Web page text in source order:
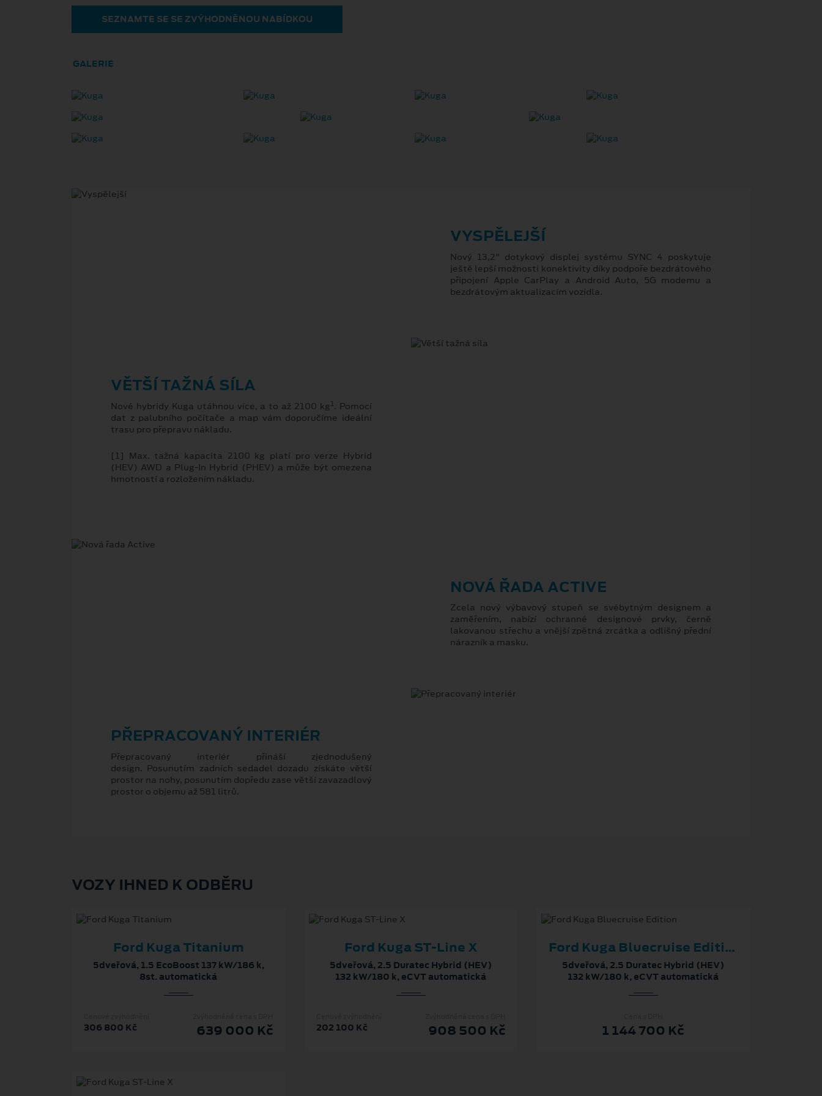
SEZNAMTE SE SE ZVÝHODNĚNOU NABÍDKOU
GALERIE
VYSPĚLEJŠÍ
Nový 13,2" dotykový displej systému SYNC 4 poskytuje
ještě lepší možnosti konektivity díky podpoře bezdrátového
připojení Apple CarPlay a Android Auto, 5G modemu a
bezdrátovým aktualizacím vozidla.
VĚTŠÍ TAŽNÁ SÍLA
Nové hybridy Kuga utáhnou více, a to až 2100 kg1. Pomocí
dat z palubního počítače a map vám doporučíme ideální
trasu pro přepravu nákladu.
[1] Max. tažná kapacita 2100 kg platí pro verze Hybrid
(HEV) AWD a Plug-In Hybrid (PHEV) a může být omezena
hmotností a rozložením nákladu.
NOVÁ ŘADA ACTIVE
Zcela nový výbavový stupeň se svébytným designem a
zaměřením, nabízí ochranné designové prvky, černě
lakovanou střechu a vnější zpětná zrcátka a odlišný přední
nárazník a masku.
PŘEPRACOVANÝ INTERIÉR
Přepracovaný interiér přináší zjednodušený
design. Posunutím zadních sedadel dozadu získáte větší
prostor na nohy, posunutím dopředu zase větší zavazadlový
prostor o objemu až 581 litrů.
VOZY IHNED K ODBĚRU
Ford Kuga Titanium
5dveřová, 1.5 EcoBoost 137 kW/186 k,
8st. automatická
639 000 Kč
306 800 Kč
Ford Kuga ST-Line X
5dveřová, 2.5 Duratec Hybrid (HEV)
132 kW/180 k, eCVT automatická
908 500 Kč
202 100 Kč
Ford Kuga Bluecruise Edition
5dveřová, 2.5 Duratec Hybrid (HEV)
132 kW/180 k, eCVT automatická
1 144 700 Kč